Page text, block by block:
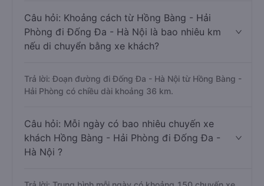
Câu hỏi: Khoảng cách từ Hồng Bàng - Hải
Phòng đi Đống Đa - Hà Nội là bao nhiêu km
nếu di chuyển bằng xe khách?
Trả lời: Đoạn đường đi Đống Đa - Hà Nội từ Hồng Bàng -
Hải Phòng có chiều dài khoảng 36 km.
Câu hỏi: Mỗi ngày có bao nhiêu chuyến xe
khách Hồng Bàng - Hải Phòng đi Đống Đa -
Hà Nội ?